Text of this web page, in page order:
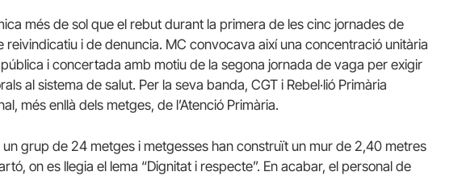
més de sol que el rebut durant la primera de les cinc jornades de
reivindicatiu i de denuncia. MC convocava així una concentració unitària
i concertada amb motiu de la segona jornada de vaga per exigir
al sistema de salut. Per la seva banda, CGT i Rebel·lió Primària
més enllà dels metges, de l’Atenció Primària.
un grup de 24 metges i metgesses han construït un mur de 2,40 metres
on es llegia el lema “Dignitat i respecte”. En acabar, el personal de